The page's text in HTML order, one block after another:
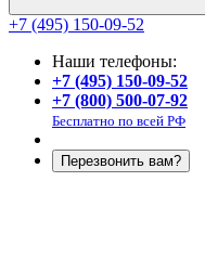
+7 (495) 150-09-52
Наши телефоны:
+7 (495) 150-09-52
+7 (800) 500-07-92
Бесплатно по всей РФ
Перезвонить вам?